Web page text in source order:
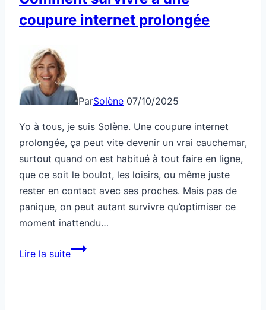
coupure internet prolongée
ParSolène 07/10/2025
Yo à tous, je suis Solène. Une coupure internet
prolongée, ça peut vite devenir un vrai cauchemar,
surtout quand on est habitué à tout faire en ligne,
que ce soit le boulot, les loisirs, ou même juste
rester en contact avec ses proches. Mais pas de
panique, on peut autant survivre qu’optimiser ce
moment inattendu…
Lire la suiteComment